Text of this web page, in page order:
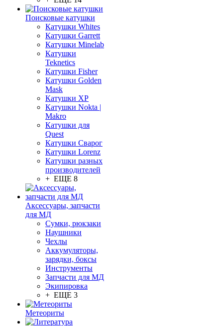
Поисковые катушки
Катушки Whites
Катушки Garrett
Катушки Minelab
Катушки
Teknetics
Катушки Fisher
Катушки Golden
Mask
Катушки XP
Катушки Nokta |
Makro
Катушки для
Quest
Катушки Сварог
Катушки Lorenz
Катушки разных
производителей
+ ЕЩЕ 8
Аксессуары, запчасти
для МД
Сумки, рюкзаки
Наушники
Чехлы
Аккумуляторы,
зарядки, боксы
Инструменты
Запчасти для МД
Экипировка
+ ЕЩЕ 3
Метеориты